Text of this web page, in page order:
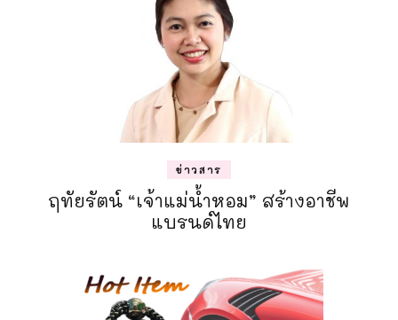
ข่าวสาร
ฤทัยรัตน์ “เจ้าแม่น้ำหอม” สร้างอาชีพ
แบรนด์ไทย